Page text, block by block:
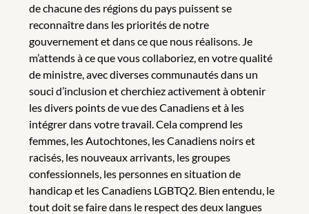
de chacune des régions du pays puissent se
reconnaître dans les priorités de notre
gouvernement et dans ce que nous réalisons. Je
m’attends à ce que vous collaboriez, en votre qualité
de ministre, avec diverses communautés dans un
souci d’inclusion et cherchiez activement à obtenir
les divers points de vue des Canadiens et à les
intégrer dans votre travail. Cela comprend les
femmes, les Autochtones, les Canadiens noirs et
racisés, les nouveaux arrivants, les groupes
confessionnels, les personnes en situation de
handicap et les Canadiens LGBTQ2. Bien entendu, le
tout doit se faire dans le respect des deux langues